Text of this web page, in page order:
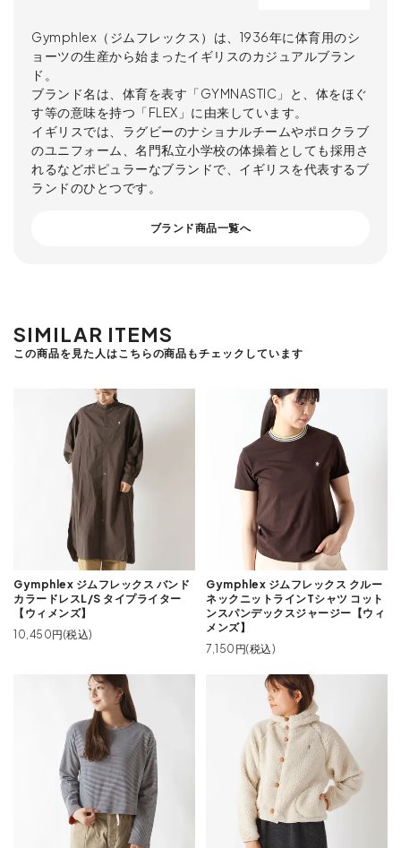
Gymphlex（ジムフレックス）は、1936年に体育用のシ
ョーツの生産から始まったイギリスのカジュアルブラン
ド。
ブランド名は、体育を表す「GYMNASTIC」と、体をほぐ
す等の意味を持つ「FLEX」に由来しています。
イギリスでは、ラグビーのナショナルチームやポロクラブ
のユニフォーム、名門私立小学校の体操着としても採用さ
れるなどポピュラーなブランドで、イギリスを代表するブ
ランドのひとつです。
ブランド商品一覧へ
SIMILAR ITEMS
この商品を見た人はこちらの商品もチェックしています
Gymphlex ジムフレックス バンド
カラードレスL/S タイプライター
【ウィメンズ】
10,450円(税込)
Gymphlex ジムフレックス クルー
ネックニットラインTシャツ コット
ンスパンデックスジャージー【ウィ
メンズ】
7,150円(税込)